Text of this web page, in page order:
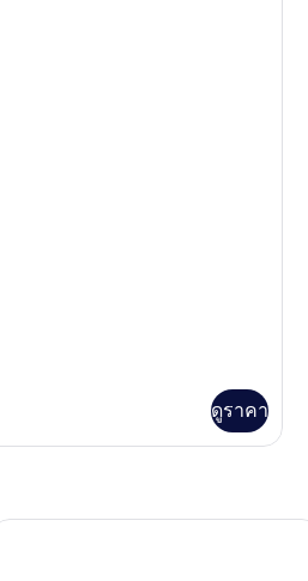
ดูราคา
Hôtel & Spa Cannes